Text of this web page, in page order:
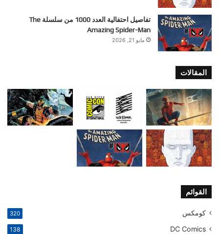
تفاصيل احتفالية العدد 1000 من سلسلة The
Amazing Spider-Man
مايو 21, 2026
المقالات
القوائم
كومكس 320
DC Comics
138